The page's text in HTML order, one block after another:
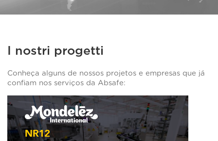
I nostri progetti
Conheça alguns de nossos projetos e empresas que já
confiam nos serviços da Absafe: